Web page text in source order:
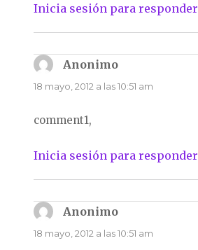
Inicia sesión para responder
Anonimodice:
18 mayo, 2012 a las 10:51 am
comment1,
Inicia sesión para responder
Anonimodice:
18 mayo, 2012 a las 10:51 am